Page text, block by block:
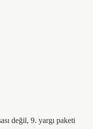
değil, 9. yargı paketi